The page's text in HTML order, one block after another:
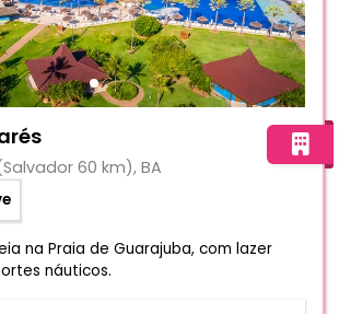
60 km), BA
na Praia de Guarajuba, com lazer
náuticos.